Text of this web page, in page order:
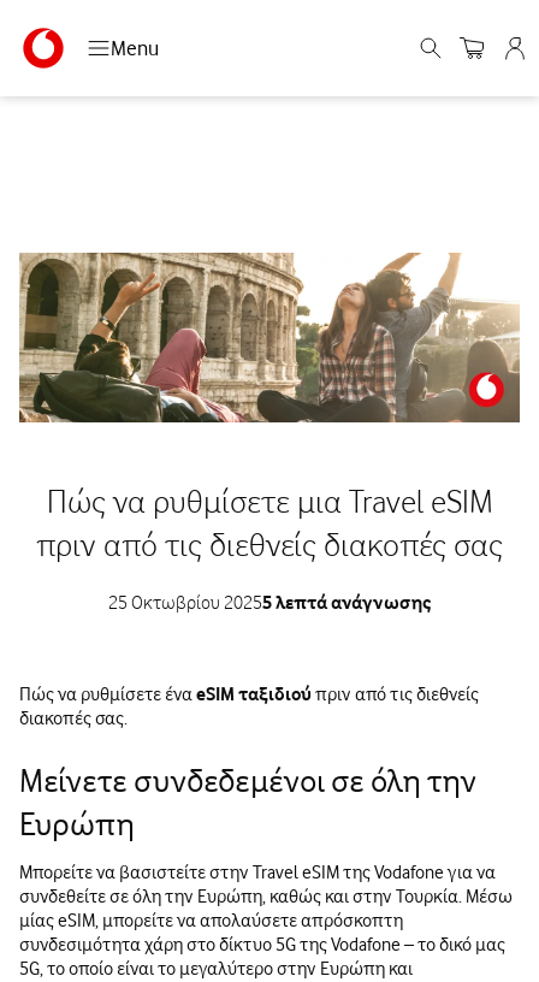
Menu
Πώς να ρυθμίσετε μια Travel eSIM
πριν από τις διεθνείς διακοπές σας
25 Οκτωβρίου 20255 λεπτά ανάγνωσης
Πώς να ρυθμίσετε έναeSIM ταξιδιούπριν από τις διεθνείς
διακοπές σας.
Μείνετε συνδεδεμένοι σε όλη την
Ευρώπη
Μπορείτε να βασιστείτε στην Travel eSIM της Vodafone για να
συνδεθείτε σε όλη την Ευρώπη, καθώς και στην Τουρκία. Μέσω
μίας eSIM, μπορείτε να απολαύσετε απρόσκοπτη
συνδεσιμότητα χάρη στο δίκτυο 5G της Vodafone – το δικό μας
5G, το οποίο είναι το μεγαλύτερο στην Ευρώπη και